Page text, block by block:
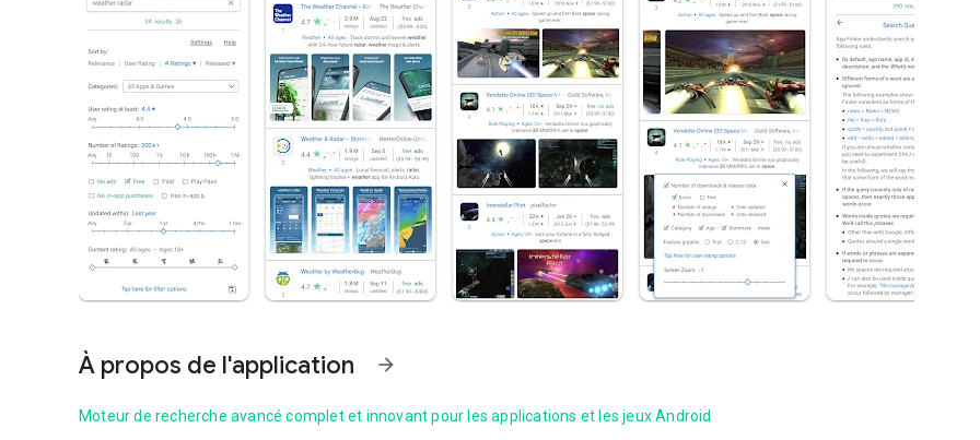
À propos de l'application arrow_forward
Moteur de recherche avancé complet et innovant pour les applications et les jeux Android